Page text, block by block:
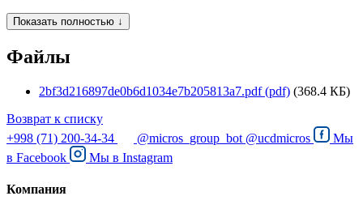
Показать полностью ↓
Файлы
2bf3d216897de0b6d1034e7b205813a7.pdf (pdf) (368.4 КБ)
Возврат к списку
+998 (71) 200-34-34
@micros_group_bot @ucdmicros
Мы
в Facebook Мы в Instagram
Компания